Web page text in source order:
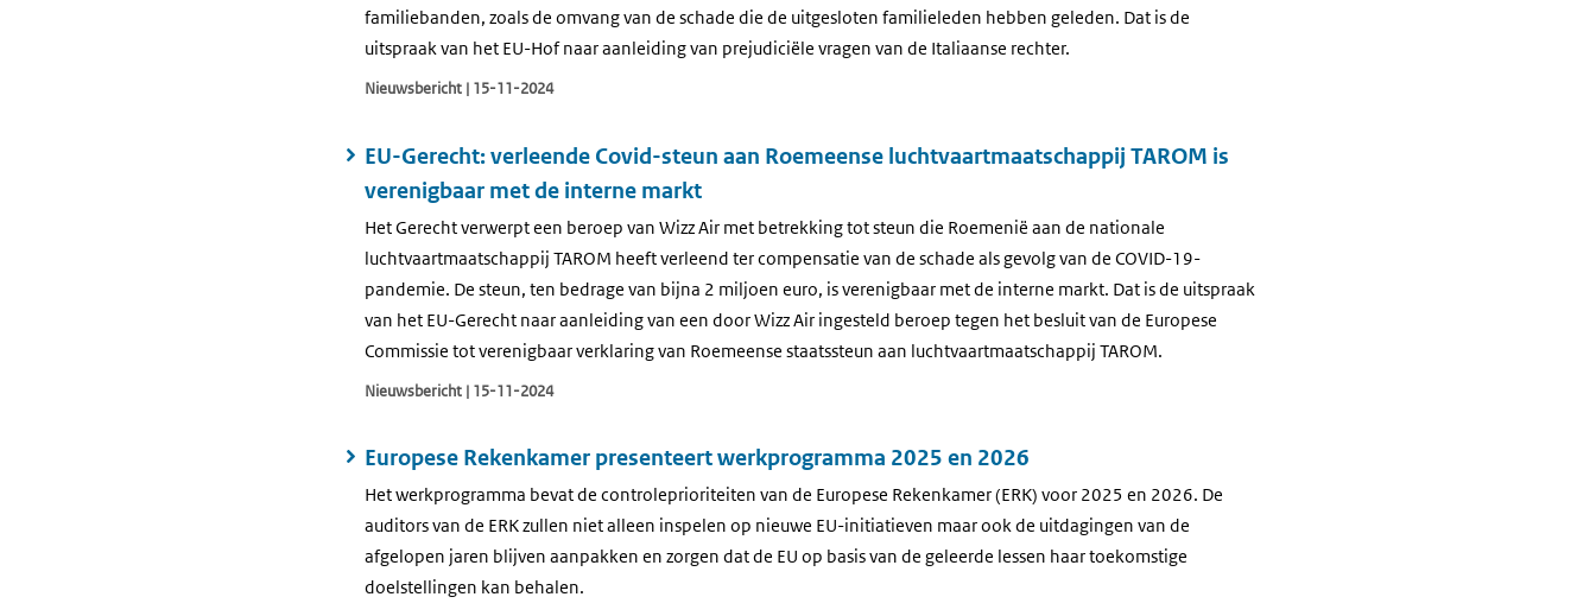
familiebanden, zoals de omvang van de schade die de uitgesloten familieleden hebben geleden. Dat is de
uitspraak van het EU-Hof naar aanleiding van prejudiciële vragen van de Italiaanse rechter.
Nieuwsbericht | 15-11-2024
EU-Gerecht: verleende Covid-steun aan Roemeense luchtvaartmaatschappij TAROM is
verenigbaar met de interne markt
Het Gerecht verwerpt een beroep van Wizz Air met betrekking tot steun die Roemenië aan de nationale
luchtvaartmaatschappij TAROM heeft verleend ter compensatie van de schade als gevolg van de COVID-19-
pandemie. De steun, ten bedrage van bijna 2 miljoen euro, is verenigbaar met de interne markt. Dat is de uitspraak
van het EU-Gerecht naar aanleiding van een door Wizz Air ingesteld beroep tegen het besluit van de Europese
Commissie tot verenigbaar verklaring van Roemeense staatssteun aan luchtvaartmaatschappij TAROM.
Nieuwsbericht | 15-11-2024
Europese Rekenkamer presenteert werkprogramma 2025 en 2026
Het werkprogramma bevat de controleprioriteiten van de Europese Rekenkamer (ERK) voor 2025 en 2026. De
auditors van de ERK zullen niet alleen inspelen op nieuwe EU-initiatieven maar ook de uitdagingen van de
afgelopen jaren blijven aanpakken en zorgen dat de EU op basis van de geleerde lessen haar toekomstige
doelstellingen kan behalen.